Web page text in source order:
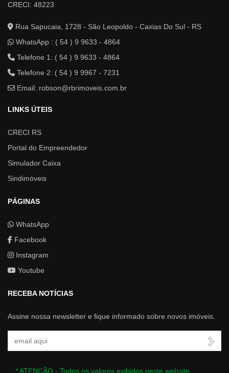
CRECI: 48223
Rua Sapucaia, 1728 - São Leopoldo - Caxias Do Sul - RS
WhatsApp : ( 54 ) 9 9633 - 4864
Telefone 1: ( 54 ) 9 9633 - 4864
Telefone 2: ( 54 ) 9 9967 - 7231
Email: robson@rbrimoveis.com.br
LINKS ÚTEIS
CRECI RS
Portal do Empreendedor
Simulador Caixa
Sindimóveis
PÁGINAS
WhatsApp
Facebook
Instagram
Youtube
RECEBA NOTÍCIAS
Assine nossa newsletter e fique informado sobre novos imóveis.
* ATENÇÃO - Todos os valores exibidos neste website